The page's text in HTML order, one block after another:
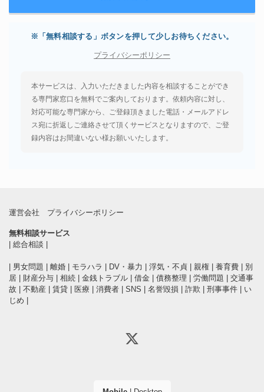
※「無料相談する」ボタンを押して少しお待ちください。
プライバシーポリシー
本サービスは、入力いただきました内容を相談することができ
る専門家窓口を無料でご案内しております。依頼内容に対し、
対応可能な専門家から、ご登録頂きました電話・メールアドレ
ス宛に折返しご連絡させて頂くサービスとなりますので、ご登
録内容はお間違いない様お願いいたします。
運営会社 プライバシーポリシー
無料相談サービス
総合相談
男女問題 離婚 モラハラ DV・暴力 浮気・不貞 親権 養育費
別
居
財産分与 相続 金銭トラブル 借金 債務整理 労働問題
交通事
故
不動産 賃貸 医療 消費者 SNS 名誉毀損 詐欺 刑事事件
い
じめ